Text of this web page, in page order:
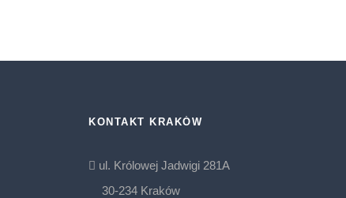
KONTAKT KRAKÓW
ul. Królowej Jadwigi 281A
30-234 Kraków